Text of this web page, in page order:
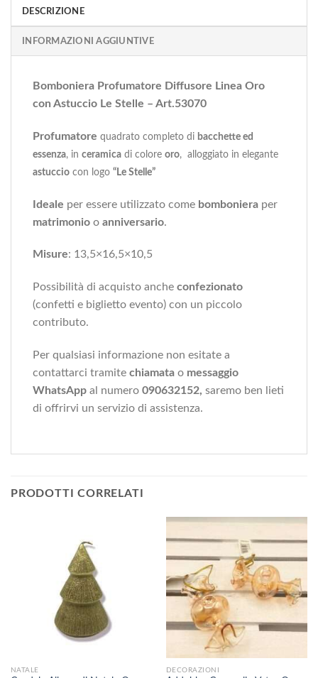
DESCRIZIONE
INFORMAZIONI AGGIUNTIVE
Bomboniera Profumatore Diffusore Linea Oro
con Astuccio Le Stelle – Art.53070
Profumatore quadrato completo di bacchette ed
essenza, in ceramica di colore oro, alloggiato in elegante
astuccio con logo “Le Stelle”
Ideale per essere utilizzato come bomboniera per
matrimonio o anniversario.
Misure: 13,5×16,5×10,5
Possibilità di acquisto anche confezionato
(confetti e biglietto evento) con un piccolo
contributo.
Per qualsiasi informazione non esitate a
contattarci tramite chiamata o messaggio
WhatsApp al numero 090632152, saremo ben lieti
di offrirvi un servizio di assistenza.
PRODOTTI CORRELATI
NATALE DECORAZIONI